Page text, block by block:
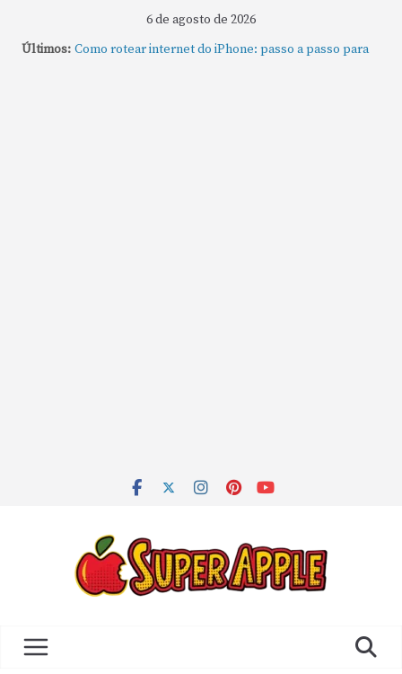
6 de agosto de 2026
Últimos: Como rotear internet do iPhone: passo a passo para